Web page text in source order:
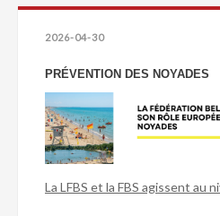
2026-04-30
PRÉVENTION DES NOYADES
La LFBS et la FBS agissent au